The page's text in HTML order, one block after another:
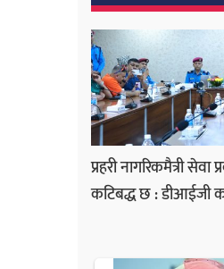
प्रहरी नागरिकमैत्री सेवा
कटिबद्ध छ : डीआईजी